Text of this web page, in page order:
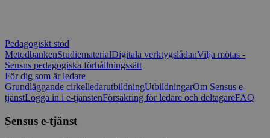
Pedagogiskt stöd
MetodbankenStudiematerialDigitala verktygslådanVilja mötas -
Sensus pedagogiska förhållningssätt
För dig som är ledare
Grundläggande cirkelledarutbildningUtbildningarOm Sensus e-
tjänstLogga in i e-tjänstenFörsäkring för ledare och deltagareFAQ
Sensus e-tjänst